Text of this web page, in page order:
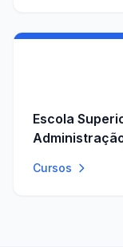
Escola
Cursos